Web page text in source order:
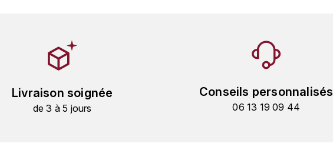
Livraison soignée
de 3 à 5 jours
Conseils personnalisés
06 13 19 09 44